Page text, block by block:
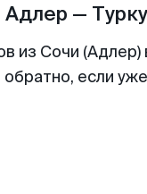
Адлер — Турку
из Сочи
если